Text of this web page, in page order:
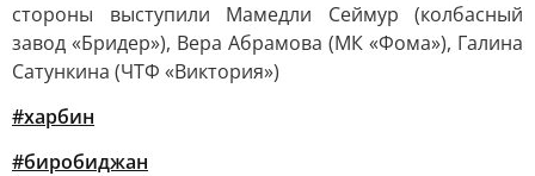
стороны выступили Мамедли Сеймур (колбасный
завод «Бридер»), Вера Абрамова (МК «Фома»), Галина
Сатункина (ЧТФ «Виктория»)
#харбин
#биробиджан